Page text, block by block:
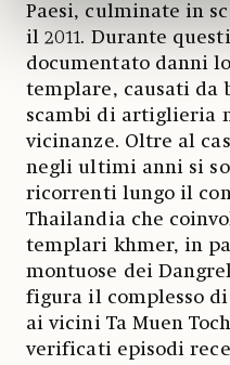
Paesi, culminate in
il 2011. Durante
documentato danni
templare, causati da
scambi di artiglieria
vicinanze. Oltre al
negli ultimi anni si
ricorrenti lungo il
Thailandia che
templari khmer, in
montuose dei
figura il complesso di
ai vicini Ta Muen
verificati episodi